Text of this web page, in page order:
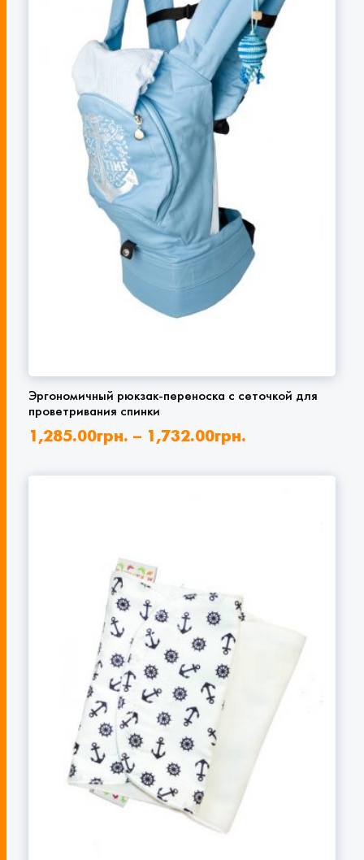
Эргономичный рюкзак-переноска с сеточкой для
проветривания спинки
1,285.00грн. – 1,732.00грн.